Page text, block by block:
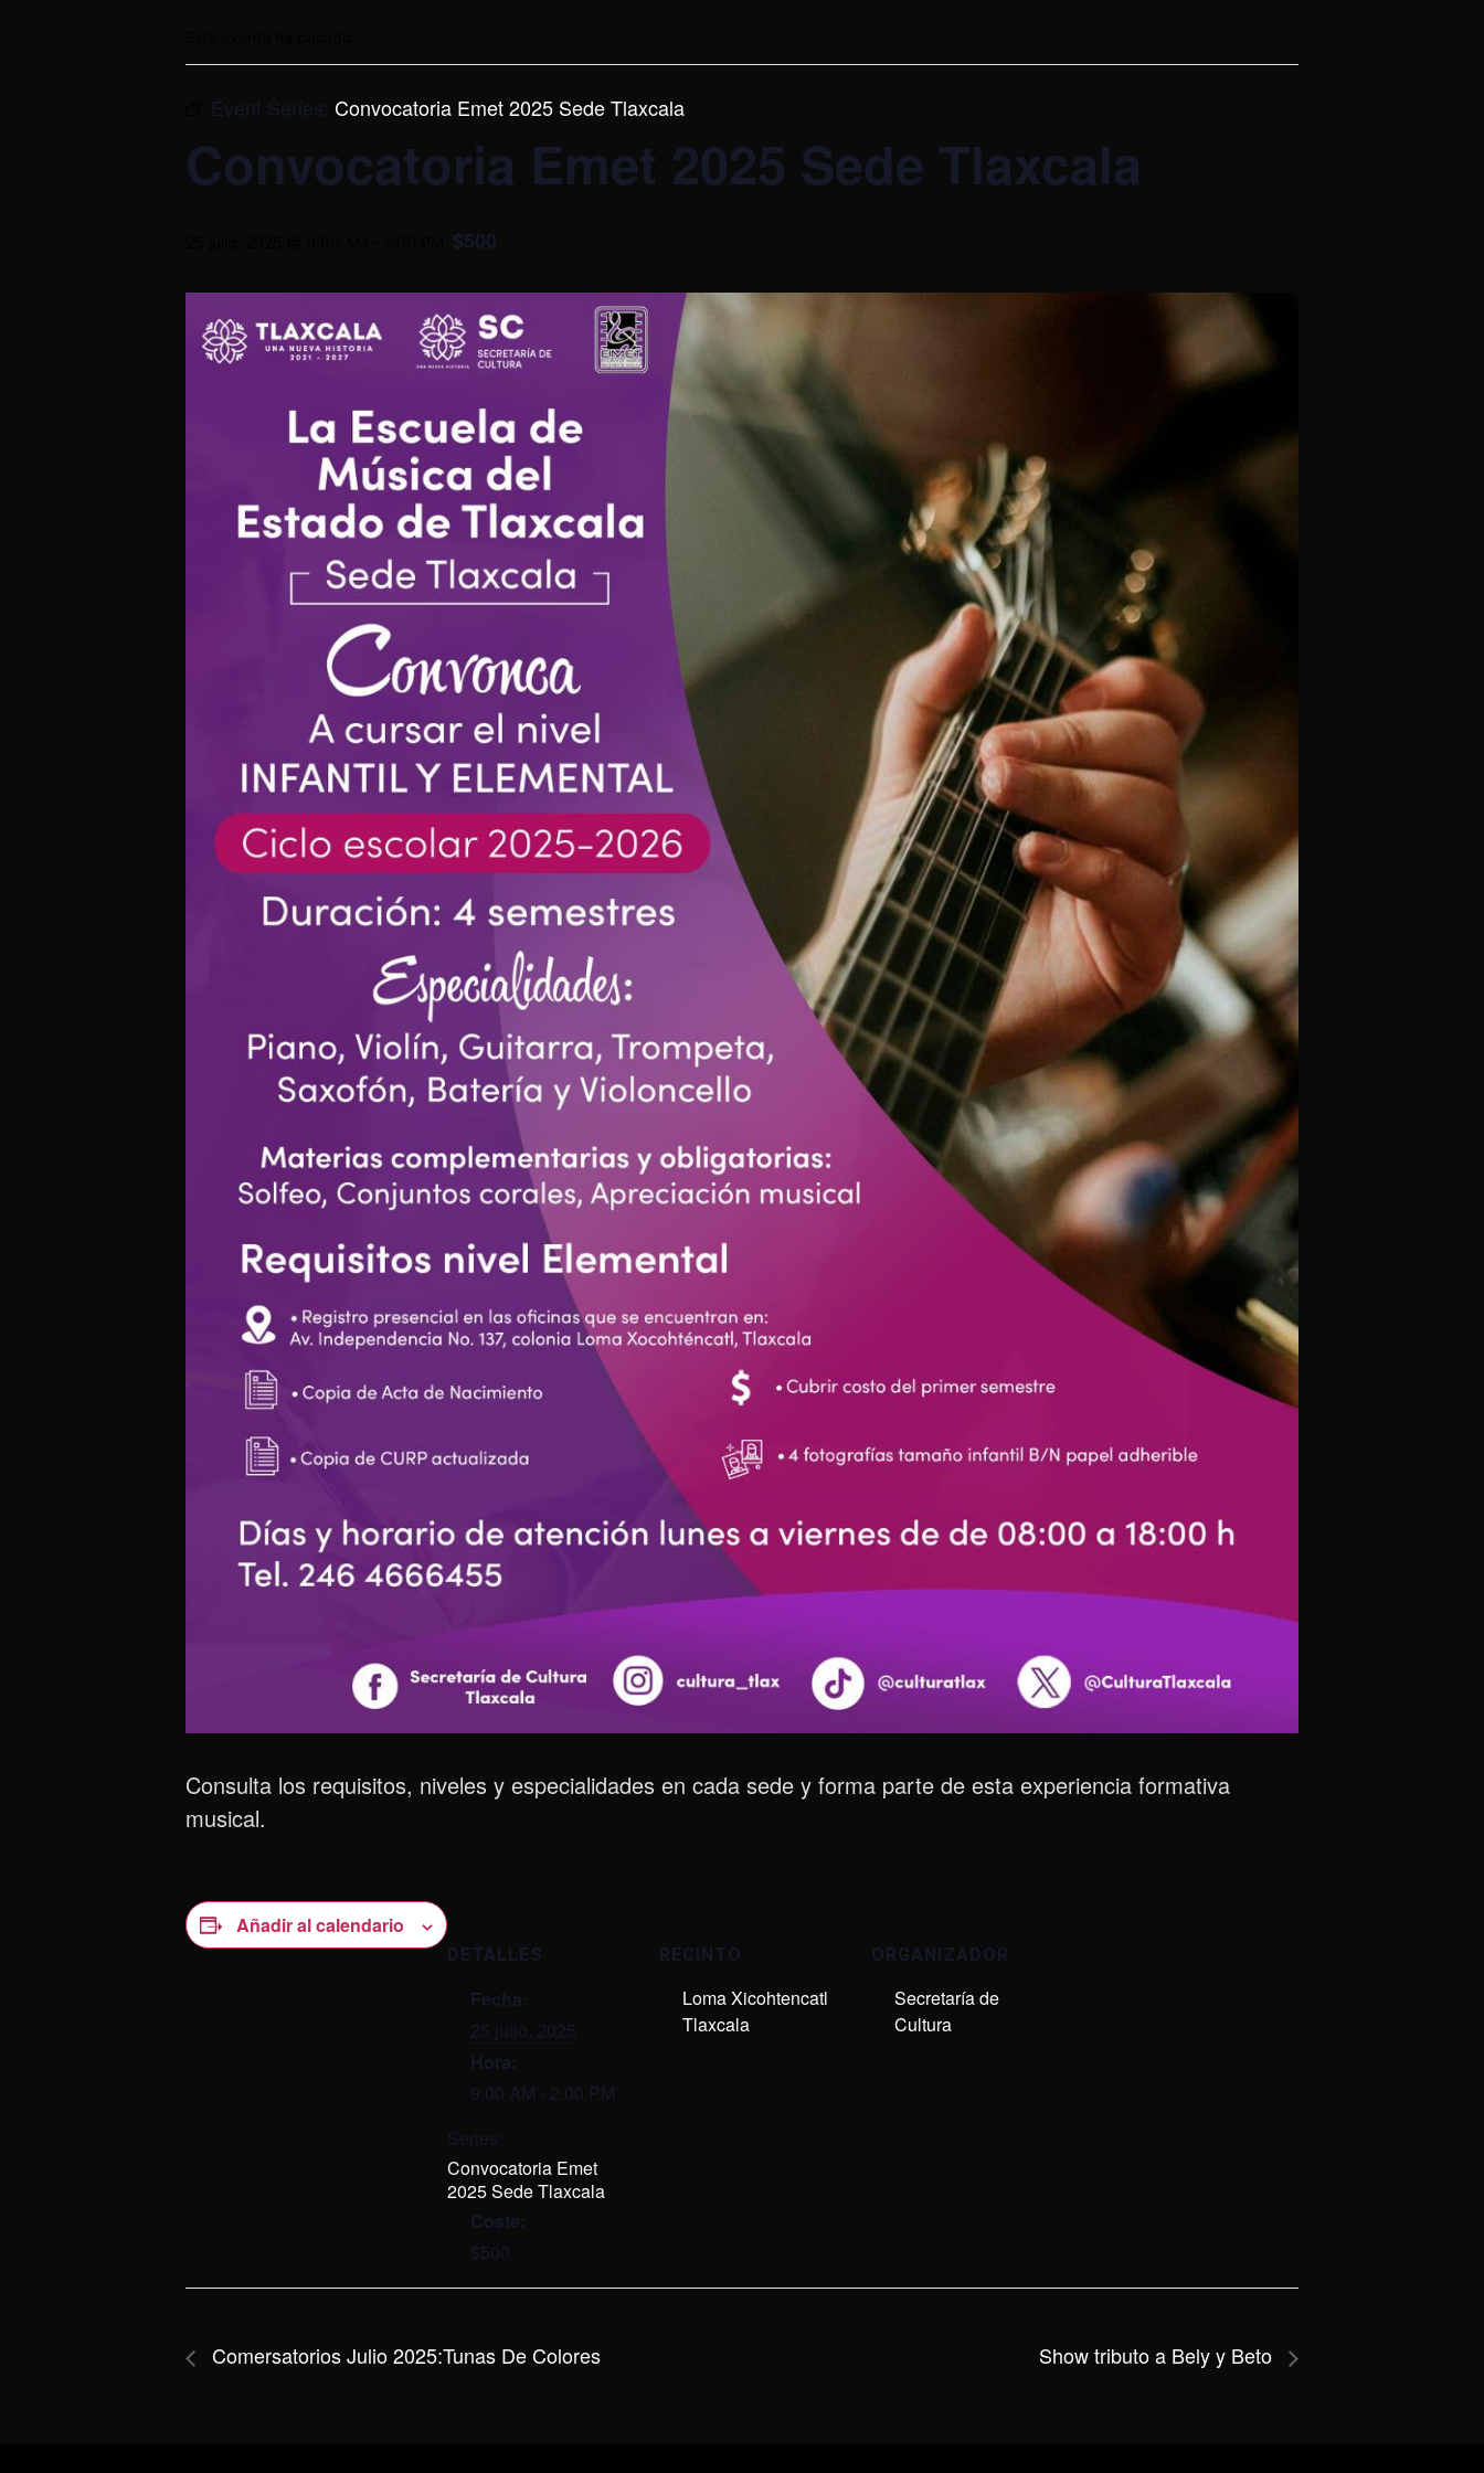
Event Series: Convocatoria Emet 2025 Sede Tlaxcala
Convocatoria Emet 2025 Sede Tlaxcala
$500
Consulta los requisitos, niveles y especialidades en cada sede y forma parte de esta experiencia formativa
musical.
Añadir al calendario
DETALLES
Fecha:
25 julio, 2025
Hora:
9:00 AM - 2:00 PM
Series:
Convocatoria Emet
2025 Sede Tlaxcala
Coste:
$500
RECINTO
Loma Xicohtencatl
Tlaxcala
ORGANIZADOR
Secretaría de
Cultura
Comersatorios Julio 2025:Tunas De Colores Show tributo a Bely y Beto